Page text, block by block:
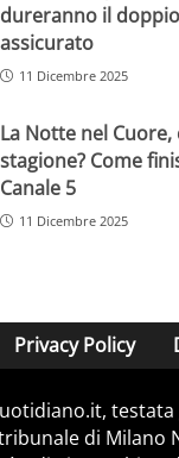
dureranno il
assicurato
11 Dicembre 2025
La Notte nel Cuore,
stagione? Come
Canale 5
11 Dicembre 2025
Privacy Policy
di Milano